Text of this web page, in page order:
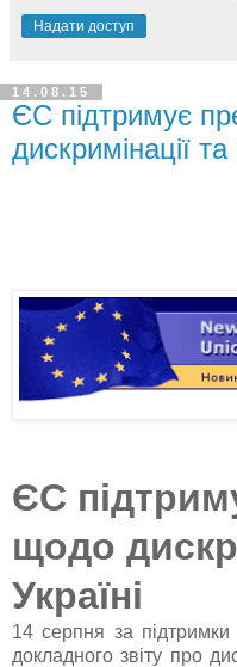
Надати доступ
14.08.15
ЄС підтримує
дискримінації та
ЄС
щодо
Україні
14 серпня за
докладного звіту про